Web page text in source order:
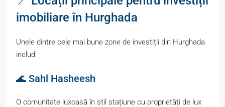
imobiliare în Hurghada
Unele dintre cele mai bune zone de investiții din Hurghada
includ:
🌊 Sahl Hasheesh
O comunitate luxoasă în stil stațiune cu proprietăți de lux